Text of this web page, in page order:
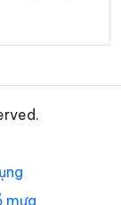
Nam
mưa